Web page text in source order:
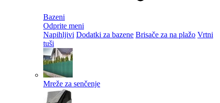
Bazeni
Odprite meni
Napihljivi Dodatki za bazene Brisače za na plažo Vrtni
tuši
Mreže za senčenje